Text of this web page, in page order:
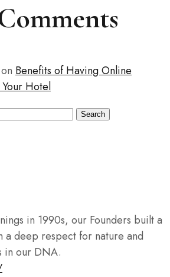
on Benefits of Having Online
Hotel
Search
in 1990s, our Founders built a
deep respect for nature and
in our DNA.